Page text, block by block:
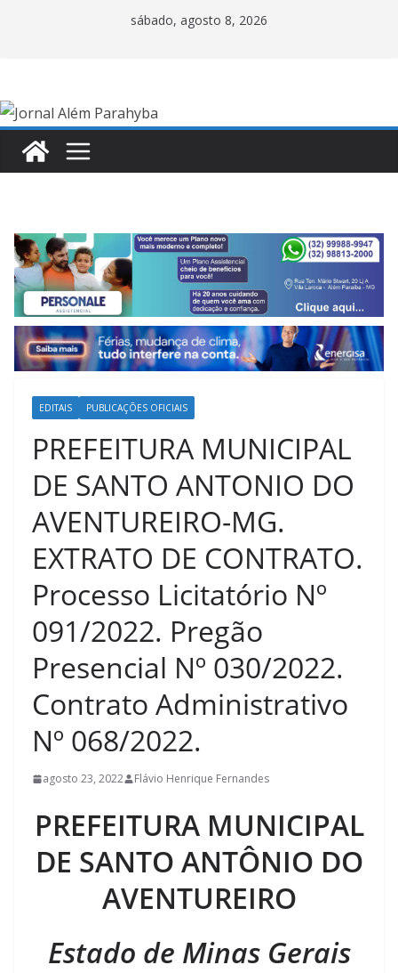
sábado, agosto 8, 2026
EDITAIS PUBLICAÇÕES OFICIAIS
PREFEITURA MUNICIPAL
DE SANTO ANTONIO DO
AVENTUREIRO-MG.
EXTRATO DE CONTRATO.
Processo Licitatório Nº
091/2022. Pregão
Presencial Nº 030/2022.
Contrato Administrativo
Nº 068/2022.
agosto 23, 2022 Flávio Henrique Fernandes
PREFEITURA MUNICIPAL
DE SANTO ANTÔNIO DO
AVENTUREIRO
Estado de Minas Gerais